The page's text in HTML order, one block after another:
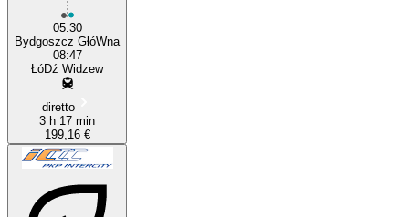
05:30
Bydgoszcz GłóWna
08:47
ŁóDź Widzew
diretto
3 h 17 min
199,16 €